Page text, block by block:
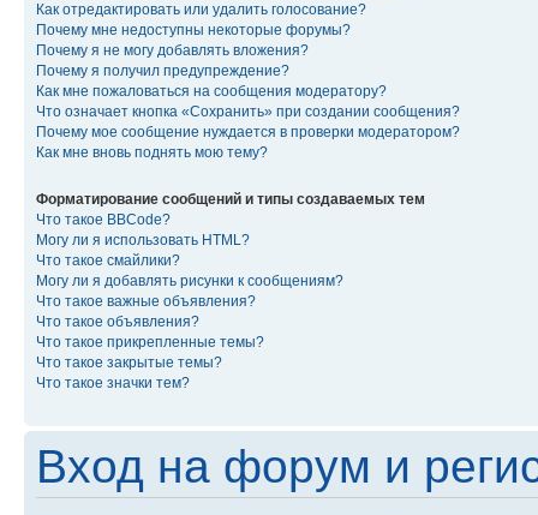
Как отредактировать или удалить голосование?
Почему мне недоступны некоторые форумы?
Почему я не могу добавлять вложения?
Почему я получил предупреждение?
Как мне пожаловаться на сообщения модератору?
Что означает кнопка «Сохранить» при создании сообщения?
Почему мое сообщение нуждается в проверки модератором?
Как мне вновь поднять мою тему?
Форматирование сообщений и типы создаваемых тем
Что такое BBCode?
Могу ли я использовать HTML?
Что такое смайлики?
Могу ли я добавлять рисунки к сообщениям?
Что такое важные объявления?
Что такое объявления?
Что такое прикрепленные темы?
Что такое закрытые темы?
Что такое значки тем?
Вход на форум и